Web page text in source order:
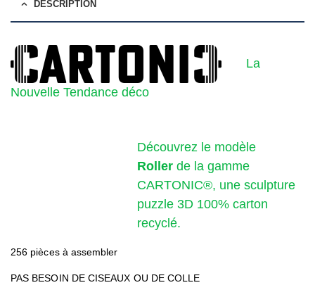
DESCRIPTION
La
Nouvelle Tendance déco
Découvrez le modèle
Roller de la gamme
CARTONIC®, une sculpture
puzzle 3D 100% carton
recyclé.
256 pièces à assembler
PAS BESOIN DE CISEAUX OU DE COLLE